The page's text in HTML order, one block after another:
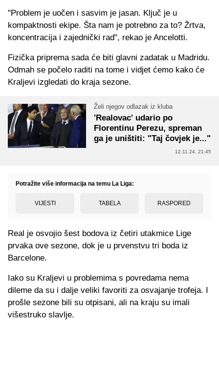
"Problem je uočen i sasvim je jasan. Ključ je u
kompaktnosti ekipe. Šta nam je potrebno za to? Žrtva,
koncentracija i zajednički rad", rekao je Ancelotti.
Fizička priprema sada će biti glavni zadatak u Madridu.
Odmah se počelo raditi na tome i vidjet ćemo kako će
Kraljevi izgledati do kraja sezone.
Želi njegov odlazak iz kluba
'Realovac' udario po
Florentinu Perezu, spreman
ga je uništiti: "Taj čovjek je..."
12.11.24. 21:45
Potražite više informacija na temu La Liga:
VIJESTI TABELA RASPORED
Real je osvojio šest bodova iz četiri utakmice Lige
prvaka ove sezone, dok je u prvenstvu tri boda iz
Barcelone.
Iako su Kraljevi u problemima s povredama nema
dileme da su i dalje veliki favoriti za osvajanje trofeja. I
prošle sezone bili su otpisani, ali na kraju su imali
višestruko slavlje.